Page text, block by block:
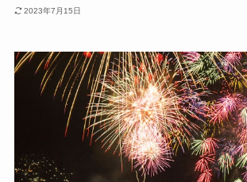
2023年7月15日